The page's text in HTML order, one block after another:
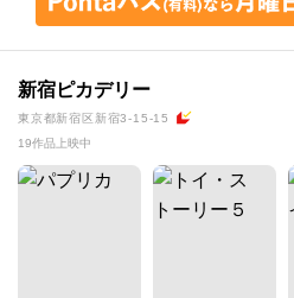
新宿ピカデリー
東京都新宿区新宿3-15-15
19作品上映中